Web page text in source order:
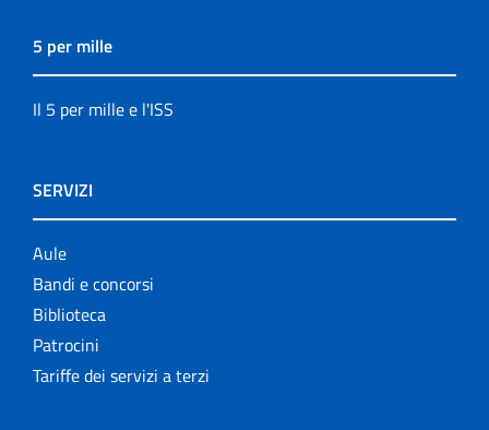
5 per mille
Il 5 per mille e l'ISS
SERVIZI
Aule
Bandi e concorsi
Biblioteca
Patrocini
Tariffe dei servizi a terzi